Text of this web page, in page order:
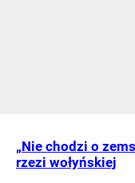
„Nie chodzi o
rzezi wołyńskiej